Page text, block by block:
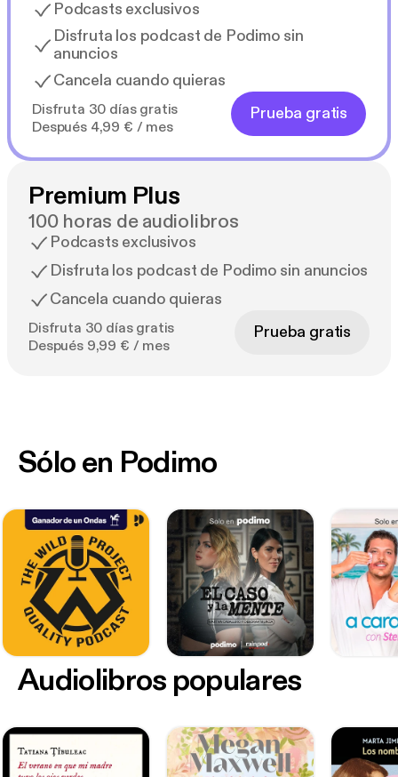
Podcasts exclusivos
Disfruta los podcast de Podimo sin
anuncios
Cancela cuando quieras
Disfruta 30 días gratis
Después 4,99 € / mes
Prueba gratis
Premium Plus
100 horas de audiolibros
Podcasts exclusivos
Disfruta los podcast de Podimo sin anuncios
Cancela cuando quieras
Disfruta 30 días gratis
Después 9,99 € / mes
Prueba gratis
Sólo en Podimo
Audiolibros populares